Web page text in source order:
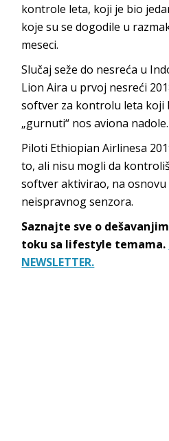
kontrole leta, koji je bio
koje su se dogodile u
meseci.
Slučaj seže do nesreća u
Lion Aira u prvoj nesreći
softver za kontrolu leta koji
„gurnuti“ nos aviona nadole.
Piloti Ethiopian Airlinesa
to, ali nisu mogli da
softver aktivirao, na osnovu
neispravnog senzora.
Saznajte sve o
toku sa lifestyle temama.
NEWSLETTER.